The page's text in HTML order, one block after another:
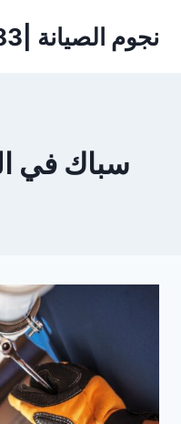
نجوم الصيانة |0567414083
سباك في